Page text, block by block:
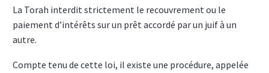
La Torah interdit strictement le recouvrement ou le
paiement d’intérêts sur un prêt accordé par un juif à un
autre.
Compte tenu de cette loi, il existe une procédure, appelée